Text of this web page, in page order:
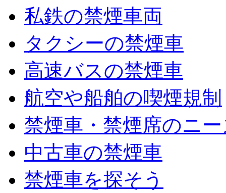
私鉄の禁煙車両
タクシーの禁煙車
高速バスの禁煙車
航空や船舶の喫煙規制
禁煙車・禁煙席のニ
中古車の禁煙車
禁煙車を探そう